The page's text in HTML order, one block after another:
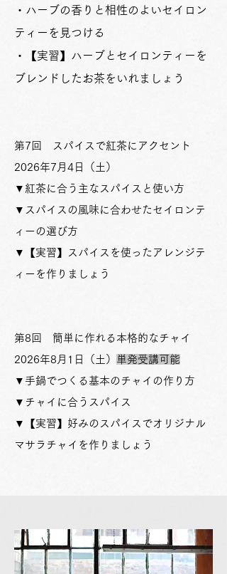
・ハーブの香りと相性のよいセイロン
ティーを見つける
​・【実習】ハーブとセイロンティーを
ブレンドしたお茶をいれましょう
第7回 スパイスで紅茶にアクセント
2026年7月4日（土）
▼紅茶に合う主なスパイスと使い方
▼スパイスの風味に合わせたセイロンテ
ィーの選び方
▼【実習】スパイスを使ったアレンジテ
ィーを作りましょう
第8回 ​簡単に作れる本格的なチャイ
2026年8月1日（土）
単発受講可能
​▼手鍋でつくる基本のチャイの作り方
▼チャイに合うスパイス
​▼【実習】好みのスパイスでオリジナル
マサラチャイを作りましょう